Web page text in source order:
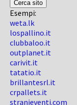
Esempi:
weta.lk
lospallino.it
clubbaloo.it
outplanet.it
carivit.it
tatatio.it
brillantesrl.it
crpallets.it
stranieventi.com